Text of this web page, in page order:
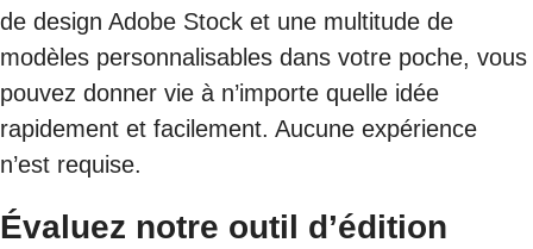
de design Adobe Stock et une multitude de
modèles personnalisables dans votre poche, vous
pouvez donner vie à n’importe quelle idée
rapidement et facilement. Aucune expérience
n’est requise.
Évaluez notre outil d’édition